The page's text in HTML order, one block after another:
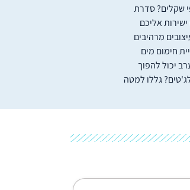
שקלים? סדרת
אליכם
מרהיבים
אנשים. עם טכנולוגיית חימום מים
יכול להפוך
גללו למטה